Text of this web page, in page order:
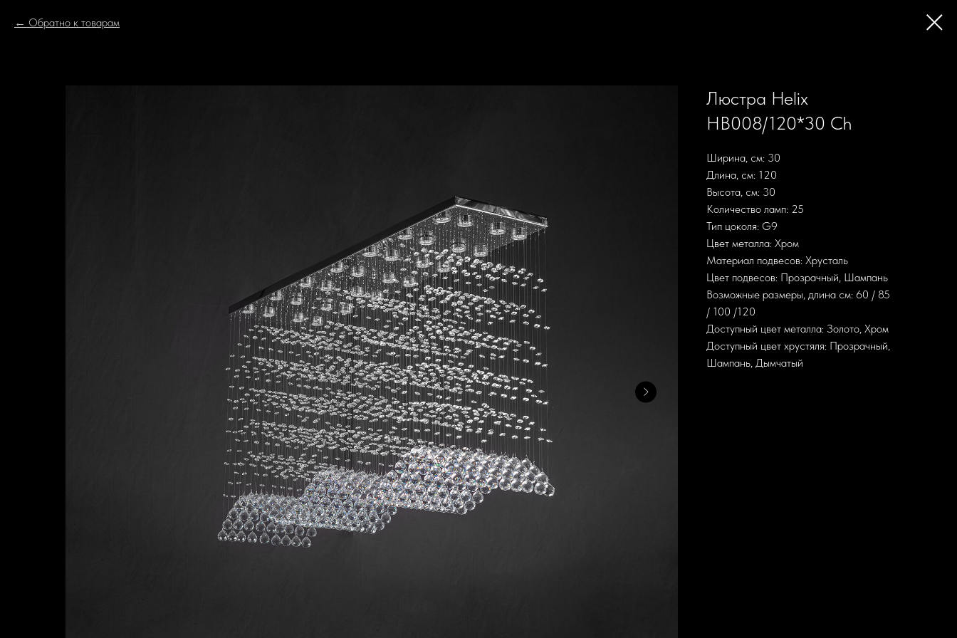
Обратно к товарам
Люстра Helix
HB008/120*30 Ch
Ширина, см: 30
Длина, см: 120
Высота, см: 30
Количество ламп: 25
Тип цоколя: G9
Цвет металла: Хром
Материал подвесов: Хрусталь
Цвет подвесов: Прозрачный, Шампань
Возможные размеры, длина см: 60 / 85
/ 100 /120
Доступный цвет металла: Золото, Хром
Доступный цвет хрустяля: Прозрачный,
Шампань, Дымчатый